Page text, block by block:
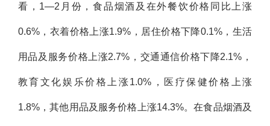
看，1—2月份，食品烟酒及在外餐饮价格同比上涨
0.6%，衣着价格上涨1.9%，居住价格下降0.1%，生活
用品及服务价格上涨2.7%，交通通信价格下降2.1%，
教育文化娱乐价格上涨1.0%，医疗保健价格上涨
1.8%，其他用品及服务价格上涨14.3%。在食品烟酒及